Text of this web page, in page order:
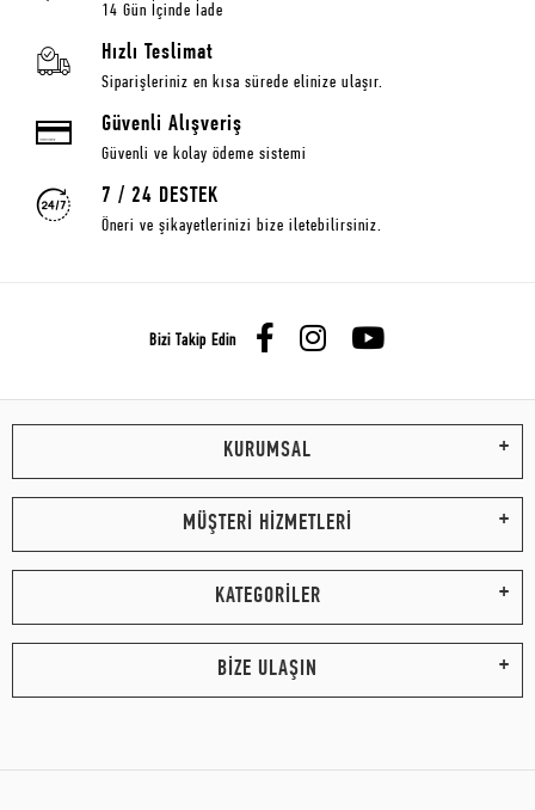
14 Gün İçinde İade
Hızlı Teslimat
Siparişleriniz en kısa sürede elinize ulaşır.
Güvenli Alışveriş
Güvenli ve kolay ödeme sistemi
7 / 24 DESTEK
Öneri ve şikayetlerinizi bize iletebilirsiniz.
Bizi Takip Edin
KURUMSAL
MÜŞTERİ HİZMETLERİ
KATEGORİLER
BİZE ULAŞIN